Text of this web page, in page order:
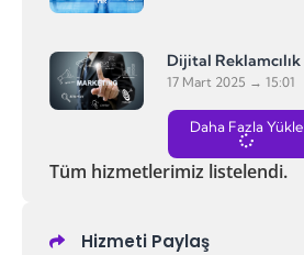
Dijital Reklamcılık
17 Mart 2025 15:01
Daha Fazla Yükle
Tüm hizmetlerimiz listelendi.
Hizmeti Paylaş